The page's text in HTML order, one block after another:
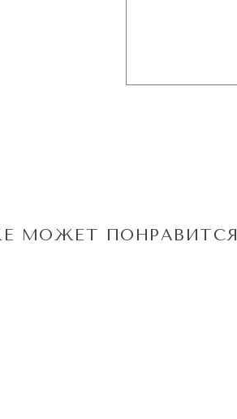
МОЖЕТ ПОНРАВИТСЯ